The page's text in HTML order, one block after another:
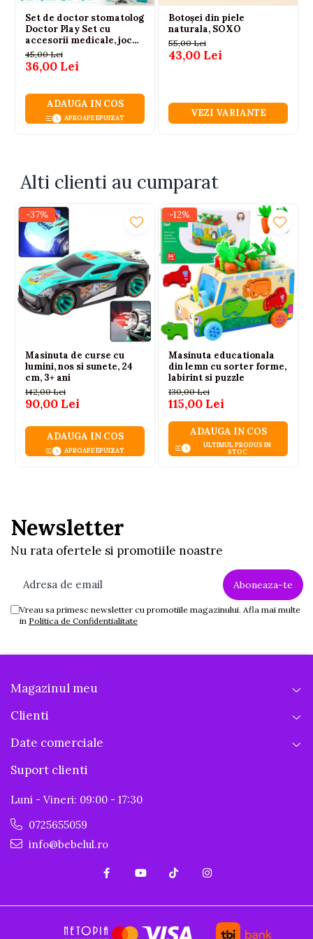
Baieti
Joaca interactiva in interior si exterior
Cadou pentru copiii pasionati de vehicule si masini
Set de doctor stomatolog
Doctor Play Set cu
accesorii medicale, joc
educativ pentru copii 3+
ani
45,00 Lei
36,00 Lei
ADAUGA IN COS
APROAPE EPUIZAT
Botoșei din piele
naturala, SOXO
55,00 Lei
43,00 Lei
VEZI VARIANTE
Alti clienti au cumparat
-37%
Masinuta de curse cu
lumini, nos si sunete, 24
cm, 3+ ani
142,00 Lei
90,00 Lei
ADAUGA IN COS
APROAPE EPUIZAT
-12%
Masinuta educationala
din lemn cu sorter forme,
labirint si puzzle
130,00 Lei
115,00 Lei
ADAUGA IN COS
ULTIMUL PRODUS IN
STOC
Newsletter
Nu rata ofertele si promotiile noastre
Vreau sa primesc newsletter cu promotiile magazinului. Afla mai multe
in Politica de Confidentialitate
Magazinul meu
Clienti
Date comerciale
Suport clienti
Luni - Vineri: 09:00 - 17:30
0725655059
info@bebelul.ro